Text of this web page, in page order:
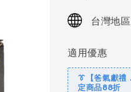
price
台灣地
適用優惠
👔【爸氣獻禮
定商品88折